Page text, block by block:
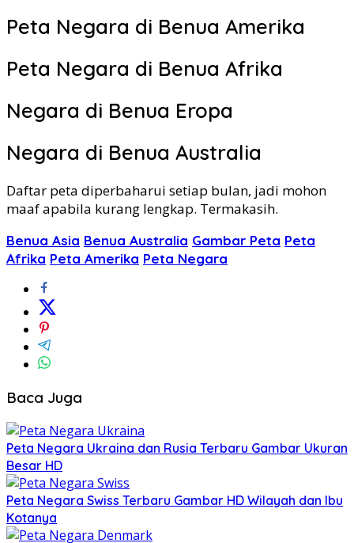
Peta Negara di Benua Amerika
Peta Negara di Benua Afrika
Negara di Benua Eropa
Negara di Benua Australia
Daftar peta diperbaharui setiap bulan, jadi mohon
maaf apabila kurang lengkap. Termakasih.
Benua Asia Benua Australia Gambar Peta Peta
Afrika Peta Amerika Peta Negara
Baca Juga
Peta Negara Ukraina dan Rusia Terbaru Gambar Ukuran
Besar HD
Peta Negara Swiss Terbaru Gambar HD Wilayah dan Ibu
Kotanya